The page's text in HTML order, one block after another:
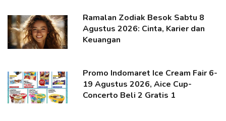
Ramalan Zodiak Besok Sabtu 8
Agustus 2026: Cinta, Karier dan
Keuangan
Promo Indomaret Ice Cream Fair 6-
19 Agustus 2026, Aice Cup-
Concerto Beli 2 Gratis 1